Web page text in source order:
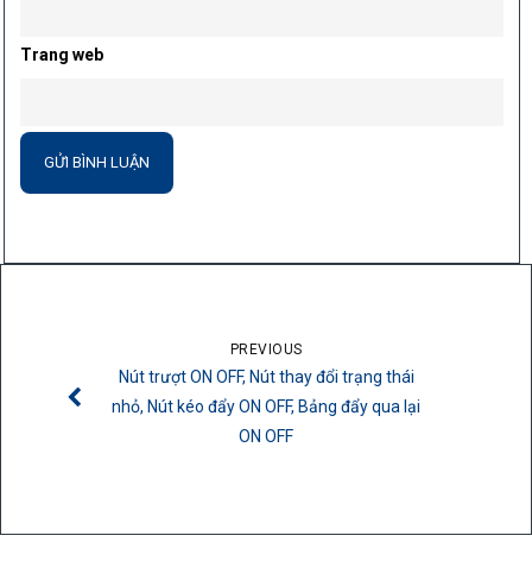
Trang web
PREVIOUS
Nút trượt ON OFF, Nút thay đổi trạng thái
nhỏ, Nút kéo đẩy ON OFF, Bảng đẩy qua lại
ON OFF